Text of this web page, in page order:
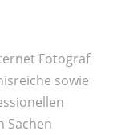
Fotograf
sowie
Sachen